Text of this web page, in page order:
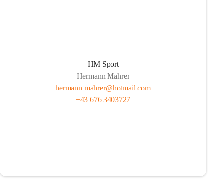
HM Sport
Hermann Mahrer
hermann.mahrer@hotmail.com
+43 676 3403727